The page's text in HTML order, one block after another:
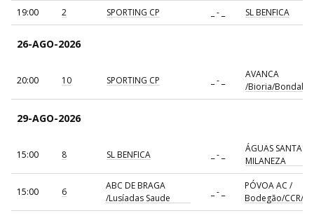
19:00 2 SPORTING CP _ - _ SL BENFICA
26-AGO-2026
20:00 10 SPORTING CP _ - _
AVANCA
/Bioria/Bondalti
29-AGO-2026
15:00 8 SL BENFICA _ - _
ÁGUAS SANTAS
MILANEZA
15:00 6
ABC DE BRAGA
/Lusíadas Saude
_ - _
PÓVOA AC /
Bodegão/CCR/